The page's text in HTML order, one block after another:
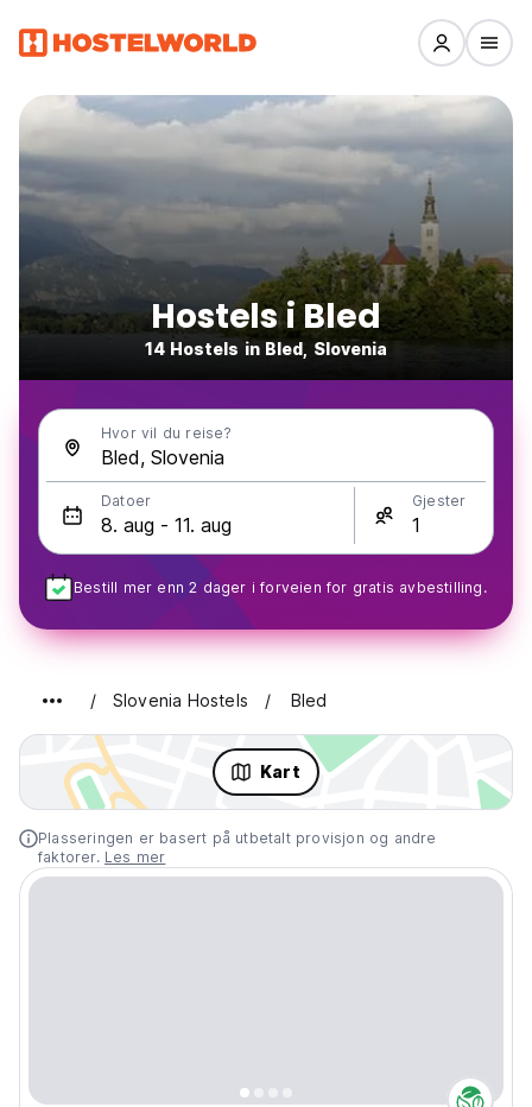
Hostels i Bled
14 Hostels in Bled, Slovenia
Hvor vil du reise?
Datoer Gjester
Bestill mer enn 2 dager i forveien for gratis avbestilling.
Slovenia Hostels Bled
Kart
Plasseringen er basert på utbetalt provisjon og andre
faktorer. Les mer